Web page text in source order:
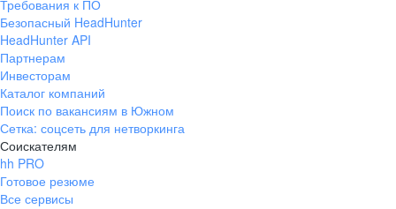
Требования к ПО
Безопасный HeadHunter
HeadHunter API
Партнерам
Инвесторам
Каталог компаний
Поиск по вакансиям в Южном
Сетка: соцсеть для нетворкинга
Соискателям
hh PRO
Готовое резюме
Все сервисы